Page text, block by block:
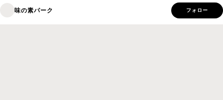
味の素パーク フォロー